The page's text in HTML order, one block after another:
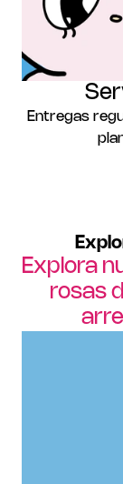
Entregas
Explora
rosas